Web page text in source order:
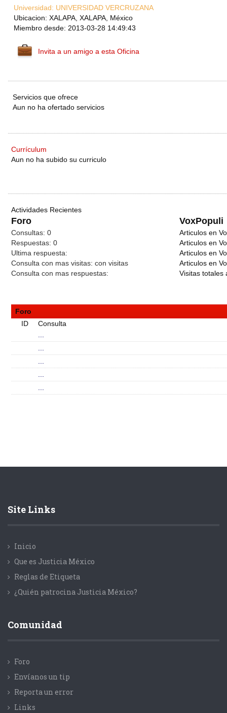
Universidad: UNIVERSIDAD VERCRUZANA
Ubicacion: XALAPA, XALAPA, México
Miembro desde: 2013-03-28 14:49:43
Invita a un amigo a esta Oficina
Servicios que ofrece
Aun no ha ofertado servicios
Currículum
Aun no ha subido su curriculo
Actividades Recientes
Foro VoxPopuli
Consultas: 0
Respuestas: 0
Ultima respuesta:
Consulta con mas visitas: con visitas
Consulta con mas respuestas:
Articulos en
Articulos en
Articulos en
Articulos en
Visitas totales
Foro
ID
Consulta
Site Links
Inicio
Que es Justicia México
Reglas de Etiqueta
¿Quién patrocina Justicia México?
Comunidad
Foro
Envíanos un tip
Reporta un error
Links